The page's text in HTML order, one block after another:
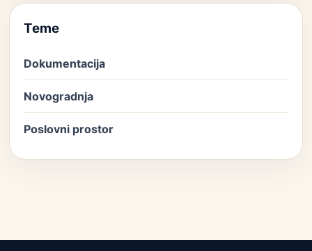
Teme
Dokumentacija
Novogradnja
Poslovni prostor